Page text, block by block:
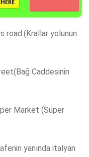
road.(Krallar yolunun
Caddesinin
Market (Süper
yanında italyan